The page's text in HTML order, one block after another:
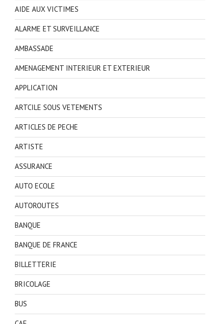
AIDE AUX VICTIMES
ALARME ET SURVEILLANCE
AMBASSADE
AMENAGEMENT INTERIEUR ET EXTERIEUR
APPLICATION
ARTCILE SOUS VETEMENTS
ARTICLES DE PECHE
ARTISTE
ASSURANCE
AUTO ECOLE
AUTOROUTES
BANQUE
BANQUE DE FRANCE
BILLETTERIE
BRICOLAGE
BUS